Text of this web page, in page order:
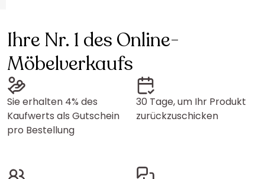
Ihre Nr. 1 des Online-
Möbelverkaufs
Sie erhalten 4% des
Kaufwerts als Gutschein
pro Bestellung
30 Tage, um Ihr Produkt
zurückzuschicken